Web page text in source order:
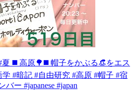
夏 ◼️ 高原🌳◼️ 帽子をかぶる👒をエス
#暗記 #自由研究 #高原 #帽子 #宿
ー #japanese #japan